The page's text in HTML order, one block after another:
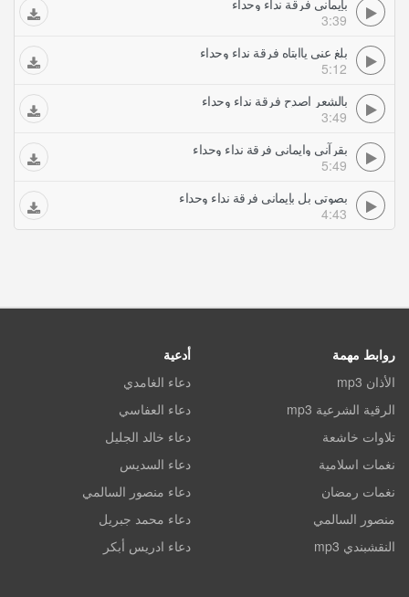
بإيماني فرقة نداء وحداء
3:39
بلغ عني ياابتاه فرقة نداء وحداء
5:12
بالشعر اصدح فرقة نداء وحداء
3:49
بقرآني وايماني فرقة نداء وحداء
5:49
بصوتي بل بإيماني فرقة نداء وحداء
4:43
روابط مهمة
الأذان mp3
الرقية الشرعية mp3
تلاوات خاشعة
نغمات اسلامية
نغمات رمضان
منصور السالمي
النقشبندي mp3
أدعية
دعاء الغامدي
دعاء العفاسي
دعاء خالد الجليل
دعاء السديس
دعاء منصور السالمي
دعاء محمد جبريل
دعاء ادريس أبكر